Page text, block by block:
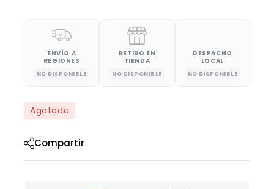
ENVÍO A
REGIONES
NO DISPONIBLE
RETIRO EN
TIENDA
NO DISPONIBLE
DESPACHO
LOCAL
NO DISPONIBLE
Agotado
Compartir